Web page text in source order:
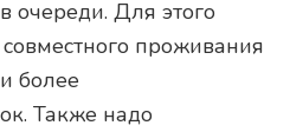
очереди. Для этого
проживания
более
Также надо